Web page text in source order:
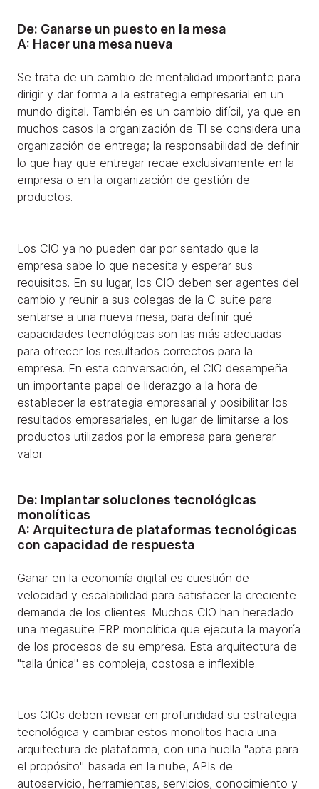
De: Ganarse un puesto en la mesa
A: Hacer una mesa nueva
Se trata de un cambio de mentalidad importante para
dirigir y dar forma a la estrategia empresarial en un
mundo digital. También es un cambio difícil, ya que en
muchos casos la organización de TI se considera una
organización de entrega; la responsabilidad de definir
lo que hay que entregar recae exclusivamente en la
empresa o en la organización de gestión de
productos.
Los CIO ya no pueden dar por sentado que la
empresa sabe lo que necesita y esperar sus
requisitos. En su lugar, los CIO deben ser agentes del
cambio y reunir a sus colegas de la C-suite para
sentarse a una nueva mesa, para definir qué
capacidades tecnológicas son las más adecuadas
para ofrecer los resultados correctos para la
empresa. En esta conversación, el CIO desempeña
un importante papel de liderazgo a la hora de
establecer la estrategia empresarial y posibilitar los
resultados empresariales, en lugar de limitarse a los
productos utilizados por la empresa para generar
valor.
De: Implantar soluciones tecnológicas
monolíticas
A: Arquitectura de plataformas tecnológicas
con capacidad de respuesta
Ganar en la economía digital es cuestión de
velocidad y escalabilidad para satisfacer la creciente
demanda de los clientes. Muchos CIO han heredado
una megasuite ERP monolítica que ejecuta la mayoría
de los procesos de su empresa. Esta arquitectura de
"talla única" es compleja, costosa e inflexible.
Los CIOs deben revisar en profundidad su estrategia
tecnológica y cambiar estos monolitos hacia una
arquitectura de plataforma, con una huella "apta para
el propósito" basada en la nube, APIs de
autoservicio, herramientas, servicios, conocimiento y